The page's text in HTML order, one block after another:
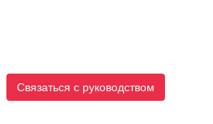
Связаться с руководством